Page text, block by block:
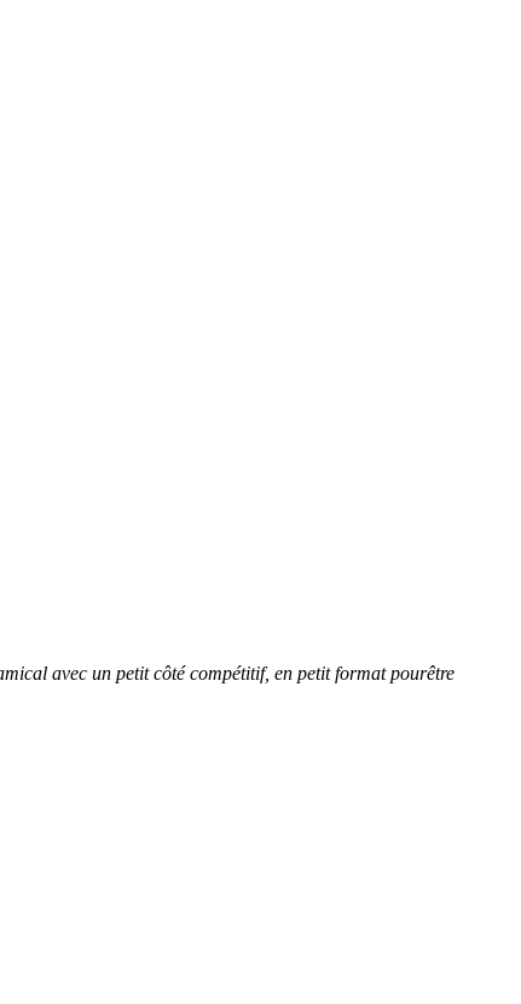
avec un petit côté compétitif, en petit format pourêtre